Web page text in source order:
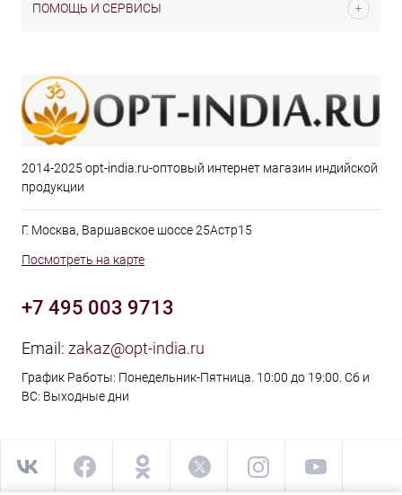
ПОМОЩЬ И СЕРВИСЫ
2014-2025 opt-india.ru-оптовый интернет магазин индийской
продукции
Г. Москва, Варшавское шоссе 25Астр15
Посмотреть на карте
+7 495 003 9713
Email: zakaz@opt-india.ru
График Работы: Понедельник-Пятница. 10:00 до 19:00. Сб и
ВС: Выходные дни